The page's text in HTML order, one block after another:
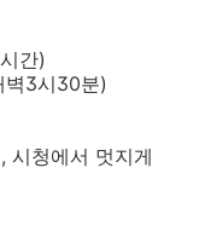
간)
벽3시30분)
시청에서 멋지게